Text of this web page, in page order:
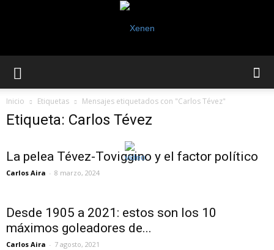
Inicio Etiquetas Mensajes etiquetados con "Carlos Tévez"
Etiqueta: Carlos Tévez
La pelea Tévez-Toviggino y el factor político
Carlos Aira - 8 marzo, 2024
Desde 1905 a 2021: estos son los 10
máximos goleadores de...
Carlos Aira - 7 agosto, 2021